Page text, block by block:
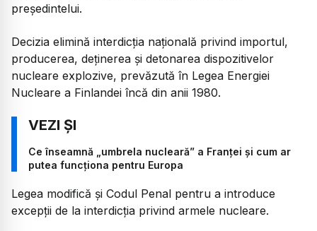
președintelui.
Decizia elimină interdicția națională privind importul,
producerea, deținerea și detonarea dispozitivelor
nucleare explozive, prevăzută în Legea Energiei
Nucleare a Finlandei încă din anii 1980.
Ce înseamnă „umbrela nucleară” a Franței și cum ar
putea funcționa pentru Europa
Legea modifică și Codul Penal pentru a introduce
excepții de la interdicția privind armele nucleare.